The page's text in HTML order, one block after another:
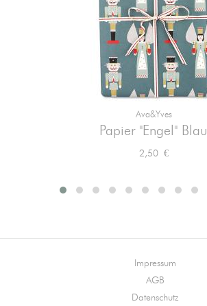
Ava&yves
Papier "Engel" Blau
Preis
2,50 €
Impressum
AGB
Datenschutz